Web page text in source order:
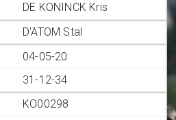
DE KONINCK Kris
D'ATOM Stal
04-05-20
31-12-34
KO00298